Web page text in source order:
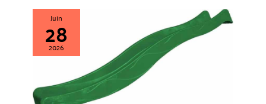
Juin
28
2026